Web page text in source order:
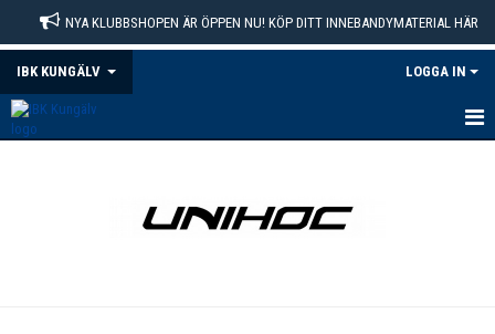
NYA KLUBBSHOPEN ÄR ÖPPEN NU! KÖP DITT INNEBANDYMATERIAL HÄR
IBK KUNGÄLV LOGGA IN